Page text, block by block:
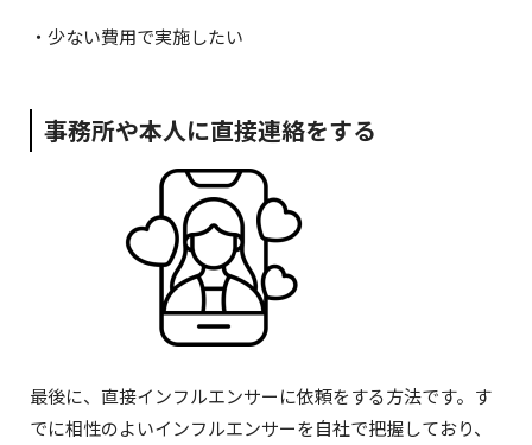
・少ない費用で実施したい
事務所や本人に直接連絡をする
最後に、直接インフルエンサーに依頼をする方法です。す
でに相性のよいインフルエンサーを自社で把握しており、